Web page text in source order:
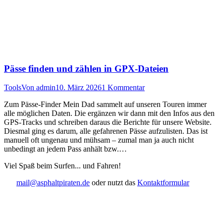
Pässe finden und zählen in GPX-Dateien
ToolsVon admin10. März 20261 Kommentar
Zum Pässe-Finder Mein Dad sammelt auf unseren Touren immer
alle möglichen Daten. Die ergänzen wir dann mit den Infos aus den
GPS-Tracks und schreiben daraus die Berichte für unsere Website.
Diesmal ging es darum, alle gefahrenen Pässe aufzulisten. Das ist
manuell oft ungenau und mühsam – zumal man ja auch nicht
unbedingt an jedem Pass anhält bzw.…
Viel Spaß beim Surfen... und Fahren!
mail@asphaltpiraten.de oder nutzt das Kontaktformular